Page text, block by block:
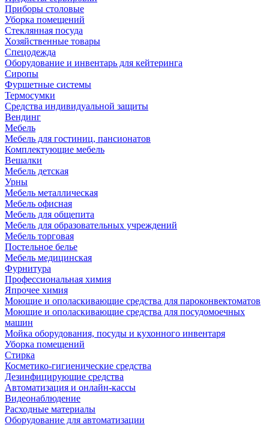
Приборы столовые
Уборка помещений
Стеклянная посуда
Хозяйственные товары
Спецодежда
Оборудование и инвентарь для кейтеринга
Сиропы
Фуршетные системы
Термосумки
Средства индивидуальной защиты
Вендинг
Мебель
Мебель для гостиниц, пансионатов
Комплектующие мебель
Вешалки
Мебель детская
Урны
Мебель металлическая
Мебель офисная
Мебель для общепита
Мебель для образовательных учреждений
Мебель торговая
Постельное белье
Мебель медицинская
Фурнитура
Профессиональная химия
Япрочее химия
Моющие и ополаскивающие средства для пароконвектоматов
Моющие и ополаскивающие средства для посудомоечных
машин
Мойка оборудования, посуды и кухонного инвентаря
Уборка помещений
Стирка
Косметико-гигиенические средства
Дезинфицирующие средства
Автоматизация и онлайн-кассы
Видеонаблюдение
Расходные материалы
Оборудование для автоматизации